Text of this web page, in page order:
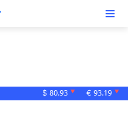
$ 80.93 ▼ € 93.19 ▼